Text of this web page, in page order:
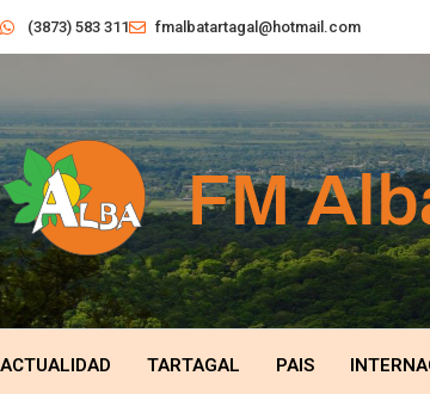
(3873) 583 311 fmalbatartagal@hotmail.com
ACTUALIDAD TARTAGAL PAIS